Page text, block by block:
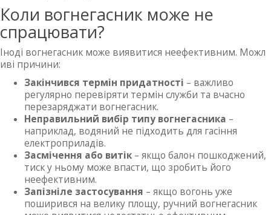
Коли вогнегасник може не
спрацювати?
Іноді вогнегасник може виявитися неефективним. Можл
иві причини:
Закінчився термін придатності – важливо
регулярно перевіряти термін служби та вчасно
перезаряджати вогнегасник.
Неправильний вибір типу вогнегасника –
наприклад, водяний не підходить для гасіння
електроприладів.
Засмічення або витік – якщо балон пошкоджений,
тиск у ньому може впасти, що зробить його
неефективним.
Запізніле застосування – якщо вогонь уже
поширився на велику площу, ручний вогнегасник